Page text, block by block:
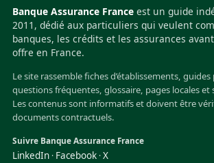
Banque Assurance France est un guide
2011, dédié aux particuliers qui veulent
banques, les crédits et les assurances
offre en France.
Le site rassemble fiches d’établissements,
questions fréquentes, glossaire, pages locales et
Les contenus sont informatifs et doivent être
documents contractuels.
Suivre Banque Assurance France
LinkedIn · Facebook ·X